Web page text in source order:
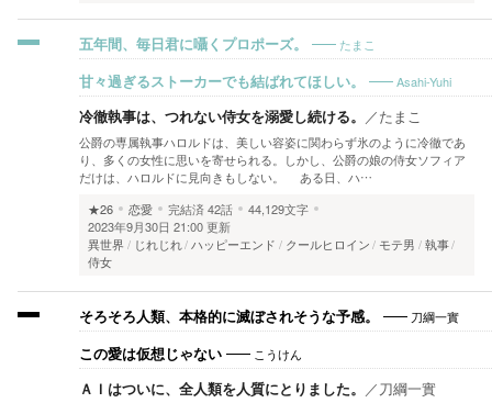
五年間、毎日君に囁くプロポーズ。 たまこ
甘々過ぎるストーカーでも結ばれてほしい。 Asahi-Yuhi
冷徹執事は、つれない侍女を溺愛し続ける。 ／たまこ
公爵の専属執事ハロルドは、美しい容姿に関わらず氷のように冷徹であ
り、多くの女性に思いを寄せられる。しかし、公爵の娘の侍女ソフィア
だけは、ハロルドに見向きもしない。 ある日、ハ…
★26
恋愛 完結済42話
44,129文字
2023年9月30日 21:00 更新
異世界
じれじれ ハッピーエンド クールヒロイン モテ男
執事
侍女
そろそろ人類、本格的に滅ぼされそうな予感。 刀綱一實
この愛は仮想じゃない こうけん
ＡＩはついに、全人類を人質にとりました。 ／刀綱一實